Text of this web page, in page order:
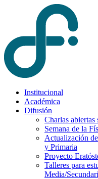
Institucional
Académica
Difusión
Charlas abiertas
Semana de la
Actualización
y Primaria
Proyecto
Talleres para
Media/